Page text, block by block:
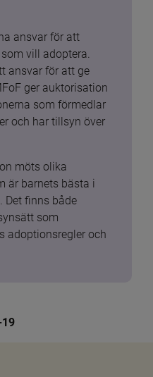
ansvar för att
vill adoptera.
ansvar för att ge
ger auktorisation
som förmedlar
och har tillsyn över
möts olika
är barnets bästa i
Det finns både
som
adoptionsregler och